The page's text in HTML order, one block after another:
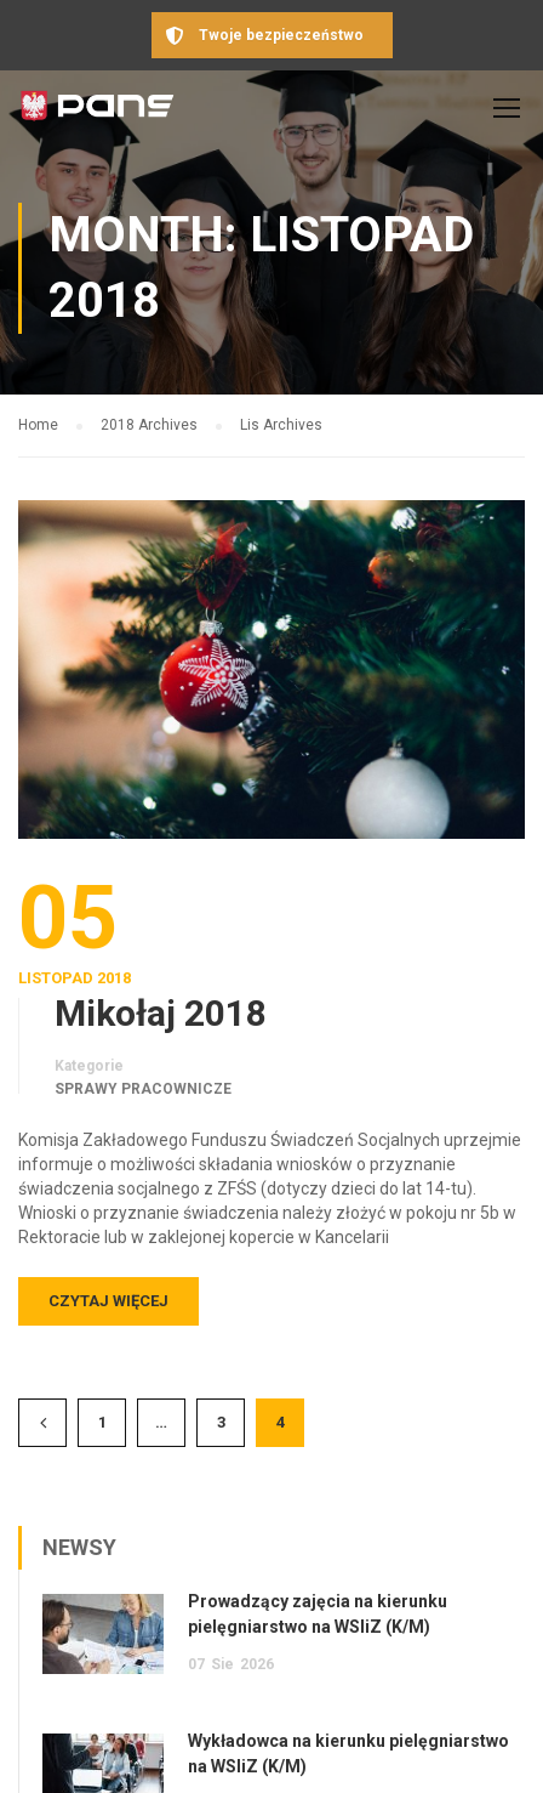
Twoje bezpieczeństwo
MONTH: LISTOPAD
2018
Home 2018 Archives Lis Archives
05
LISTOPAD 2018
Mikołaj 2018
Kategorie
SPRAWY PRACOWNICZE
Komisja Zakładowego Funduszu Świadczeń Socjalnych uprzejmie
informuje o możliwości składania wniosków o przyznanie
świadczenia socjalnego z ZFŚS (dotyczy dzieci do lat 14-tu).
Wnioski o przyznanie świadczenia należy złożyć w pokoju nr 5b w
Rektoracie lub w zaklejonej kopercie w Kancelarii
CZYTAJ WIĘCEJ
1 … 3 4
NEWSY
Prowadzący zajęcia na kierunku
pielęgniarstwo na WSIiZ (K/M)
07 Sie 2026
Wykładowca na kierunku pielęgniarstwo
na WSIiZ (K/M)